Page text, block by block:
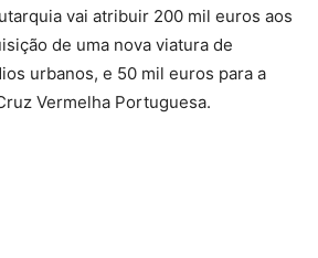
vai atribuir 200 mil euros aos
de uma nova viatura de
urbanos, e 50 mil euros para a
Vermelha Portuguesa.